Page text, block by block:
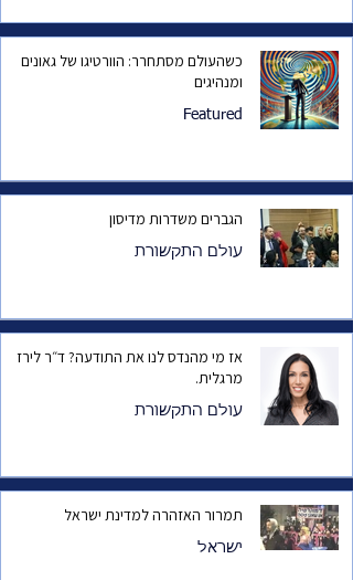
כשהעולם מסתחרר: הוורטיגו של גאונים
ומנהיגים
Featured
הגברים משדרות מדיסון
עולם התקשורת
אז מי מהנדס לנו את התודעה? ד״ר לירז
מרגלית.
עולם התקשורת
תמרור האזהרה למדינת ישראל
ישראל